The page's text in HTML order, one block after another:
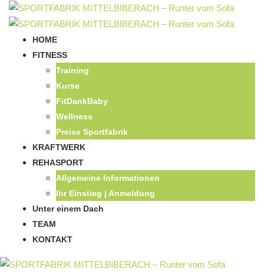
HOME
FITNESS
Training
Kurse
FitDankBaby
Wellness
Preise Sportfabrik
KRAFTWERK
REHASPORT
Allgemeine Informationen
Ihr Einstieg | Anmeldung
Unter einem Dach
TEAM
KONTAKT